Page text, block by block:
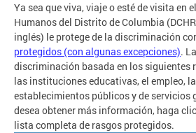
Ya sea que viva, viaje o esté de visita en
Humanos del Distrito de Columbia
inglés) le protege de la discriminación
protegidos (con algunas excepciones).
discriminación basada en los siguientes
las instituciones educativas, el empleo,
establecimientos públicos y de servicios
desea obtener más información, haga
lista completa de rasgos protegidos.